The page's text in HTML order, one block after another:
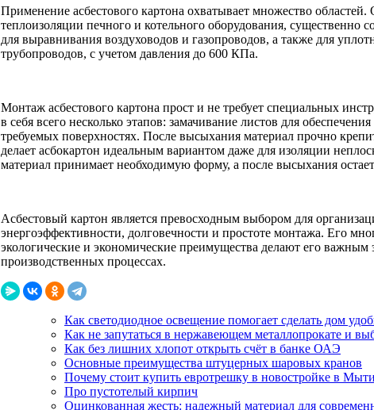
Применение асбестового картона охватывает множество
теплоизоляции печного и котельного оборудования, существенно
для выравнивания воздуховодов и газопроводов, а также для
трубопроводов, с учетом давления до 600 КПа.
Монтаж асбестового картона прост и не требует специальных
в себя всего несколько этапов: замачивание листов для
требуемых поверхностях. После высыхания материал прочно
делает асбокартон идеальным вариантом даже для изоляции
материал принимает необходимую форму, а после высыхания
Асбестовый картон является превосходным выбором для
энергоэффективности, долговечности и простоте монтажа. Его
экологические и экономические преимущества делают его
производственных процессах.
Как светодиодное освещение помогает сделать дом
Как не запутаться в нержавеющем металлопрокате и
Как без лишних хлопот открыть счёт в банке ОАЭ
Основные преимущества штуцерных шаровых кранов
Почему стоит купить евротрешку в новостройке в
Про пустотелый кирпич
Оцинкованная жесть: надежный материал для